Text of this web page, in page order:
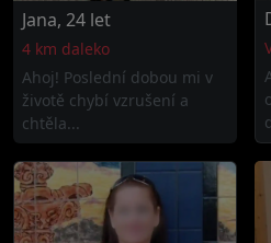
Jana, 24 let
4 km daleko
Ahoj! Poslední dobou mi v
životě chybí vzrušení a
chtěla...